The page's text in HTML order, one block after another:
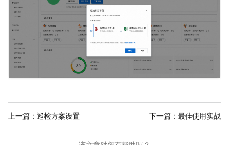
上一篇： 巡检方案设置 下一篇： 最佳使用实战